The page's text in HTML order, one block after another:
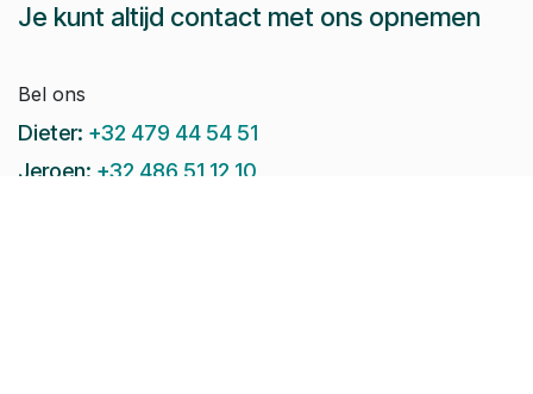
Je kunt altijd contact met ons opnemen
Bel ons
Dieter: +32 479 44 54 51
Jeroen: +32 486 51 12 10